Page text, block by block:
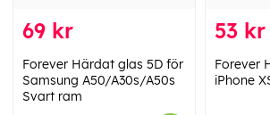
69 kr
Forever Härdat glas 5D för
Samsung A50/A30s/A50s
Svart ram
53 kr
Forever
iPhone